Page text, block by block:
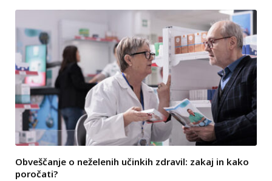
Obveščanje o neželenih učinkih zdravil: zakaj in kako
poročati?